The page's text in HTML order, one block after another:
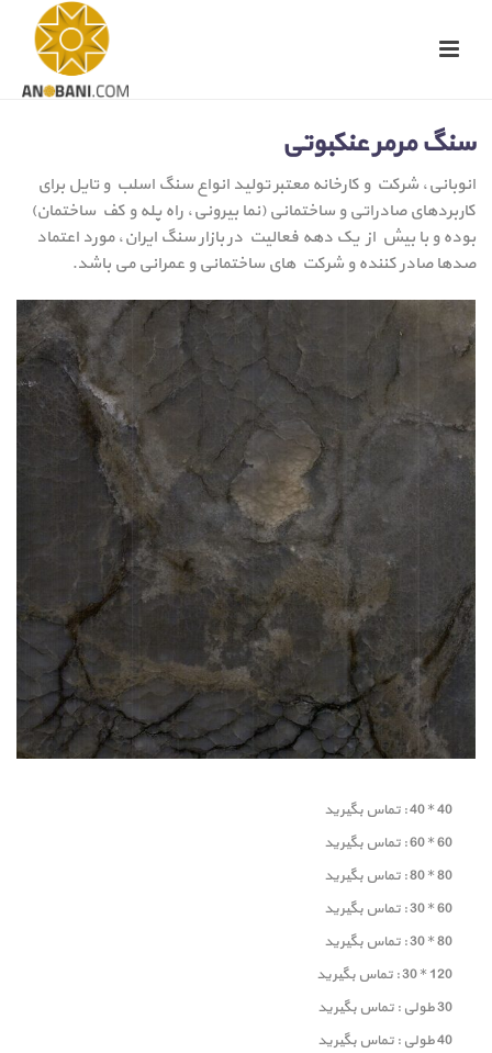
سنگ مرمر عنکبوتی
انوبانی، شرکت و کارخانه معتبر تولید انواع سنگ اسلب و تایل برای
کاربردهای صادراتی و ساختمانی (نما بیرونی، راه پله و کف ساختمان)
بوده و با بیش از یک دهه فعالیت در بازار سنگ ایران، مورد اعتماد
صدها صادر کننده و شرکت های ساختمانی و عمرانی می باشد.
40 * 40 : تماس بگیرید
60 * 60 : تماس بگیرید
80 * 80 : تماس بگیرید
60 * 30 : تماس بگیرید
80 * 30 : تماس بگیرید
120 * 30 : تماس بگیرید
30 طولی : تماس بگیرید
40 طولی : تماس بگیرید